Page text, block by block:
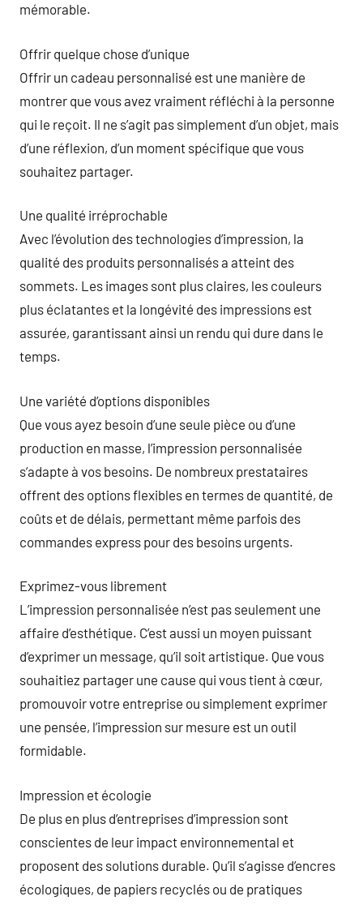
mémorable.
Offrir quelque chose d’unique
Offrir un cadeau personnalisé est une manière de
montrer que vous avez vraiment réfléchi à la personne
qui le reçoit. Il ne s’agit pas simplement d’un objet, mais
d’une réflexion, d’un moment spécifique que vous
souhaitez partager.
Une qualité irréprochable
Avec l’évolution des technologies d’impression, la
qualité des produits personnalisés a atteint des
sommets. Les images sont plus claires, les couleurs
plus éclatantes et la longévité des impressions est
assurée, garantissant ainsi un rendu qui dure dans le
temps.
Une variété d’options disponibles
Que vous ayez besoin d’une seule pièce ou d’une
production en masse, l’impression personnalisée
s’adapte à vos besoins. De nombreux prestataires
offrent des options flexibles en termes de quantité, de
coûts et de délais, permettant même parfois des
commandes express pour des besoins urgents.
Exprimez-vous librement
L’impression personnalisée n’est pas seulement une
affaire d’esthétique. C’est aussi un moyen puissant
d’exprimer un message, qu’il soit artistique. Que vous
souhaitiez partager une cause qui vous tient à cœur,
promouvoir votre entreprise ou simplement exprimer
une pensée, l’impression sur mesure est un outil
formidable.
Impression et écologie
De plus en plus d’entreprises d’impression sont
conscientes de leur impact environnemental et
proposent des solutions durable. Qu’il s’agisse d’encres
écologiques, de papiers recyclés ou de pratiques